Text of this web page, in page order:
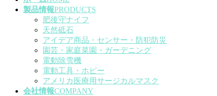
製品情報PRODUCTS
肥後守ナイフ
天然砥石
アイデア商品・センサー・防犯防災
園芸・家庭菜園・ガーデニング
電動除雪機
電動工具・ホビー
アメリカ医療用サージカルマスク
会社情報COMPANY